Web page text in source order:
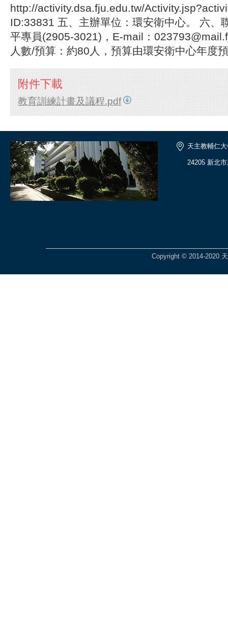
http://activity.dsa.fju.edu.tw/
ID:33831 五、主辦單位：環安衛中心。 六、
平專員(2905-3021)，E-mail：
人數/預算：約80人，預算由環安衛中心年度
附件下載
教育訓練計畫及議程.pdf
天主教輔仁
24205 新北
Copyright © 2014-2020